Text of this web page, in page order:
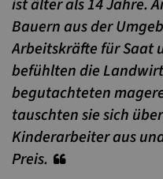
ist älter als 14 Jahre.
Bauern aus der
Arbeitskräfte für Saat
befühlten die
begutachteten
tauschten sie sich
Kinderarbeiter aus
Preis.